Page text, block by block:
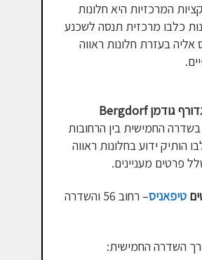
המרכזיות היא חלונות
כלבו מרכזית תנסה לשכנע
בעזרת חלונות ראווה
ברגדורף גודמן Bergdorf
החמישית בין הרחובות
הכלבו הותיק ידוע בחלונות ראווה
פרטים מעניינים.
טיפאניס
– רחוב 56 והשדרה
השדרה החמישית: